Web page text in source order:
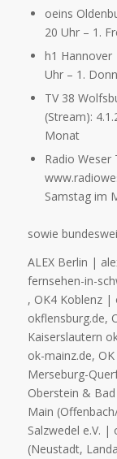
oeins
20 Uhr – 1.
h1 Hannover
Uhr – 1.
TV 38
(Stream):
Monat
Radio
Samstag im
sowie
ALEX Berlin |
fernsehen-in-
, OK4 Koblenz |
okflensburg.de,
Kaiserslautern
ok-mainz.de,
Merseburg-
Oberstein &
Main
Salzwedel e.V. |
(Neustadt,